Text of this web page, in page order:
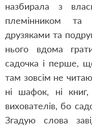
назбирала з
племінником та
друзяками та
нього вдома
садочка і перше,
там зовсім не
ні шафок, ні
вихователів, бо
Згадую слова